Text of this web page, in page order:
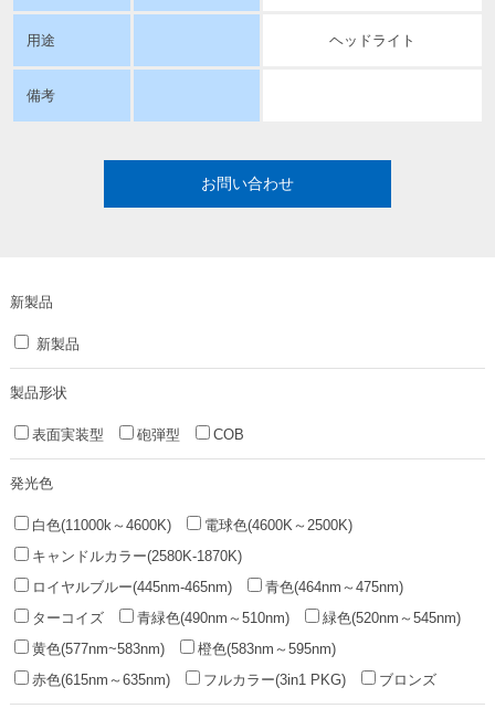
用途 ヘッドライト
備考
お問い合わせ
新製品
新製品
製品形状
表面実装型 砲弾型 COB
発光色
白色(11000k～4600K)
電球色(4600K～2500K)
キャンドルカラー(2580K-1870K)
ロイヤルブルー(445nm-465nm)
青色(464nm～475nm)
ターコイズ
青緑色(490nm～510nm)
緑色(520nm～545nm)
黄色(577nm~583nm)
橙色(583nm～595nm)
赤色(615nm～635nm)
フルカラー(3in1 PKG) ブロンズ